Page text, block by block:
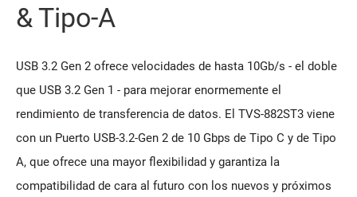
& Tipo-A
USB 3.2 Gen 2 ofrece velocidades de hasta 10Gb/s - el doble
que USB 3.2 Gen 1 - para mejorar enormemente el
rendimiento de transferencia de datos. El TVS-882ST3 viene
con un Puerto USB-3.2-Gen 2 de 10 Gbps de Tipo C y de Tipo
A, que ofrece una mayor flexibilidad y garantiza la
compatibilidad de cara al futuro con los nuevos y próximos